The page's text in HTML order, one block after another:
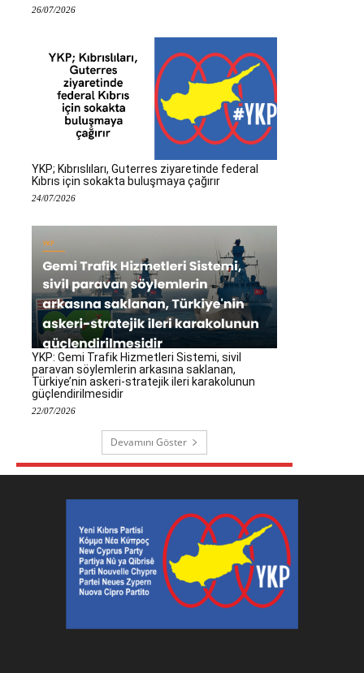
26/07/2026
YKP; Kıbrıslıları, Guterres ziyaretinde federal
Kıbrıs için sokakta buluşmaya çağırır
24/07/2026
YKP: Gemi Trafik Hizmetleri Sistemi, sivil
paravan söylemlerin arkasına saklanan,
Türkiye’nin askeri-stratejik ileri karakolunun
güçlendirilmesidir
22/07/2026
Devamını Göster